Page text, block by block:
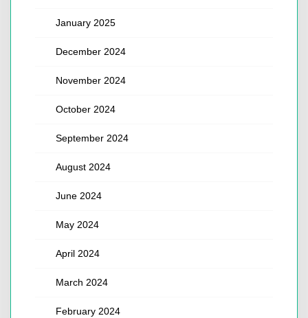
January 2025
December 2024
November 2024
October 2024
September 2024
August 2024
June 2024
May 2024
April 2024
March 2024
February 2024